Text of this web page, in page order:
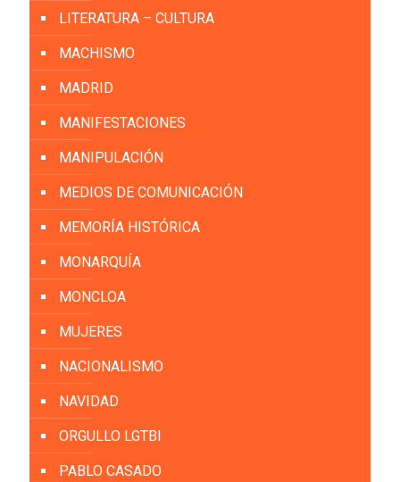
LITERATURA – CULTURA
MACHISMO
MADRID
MANIFESTACIONES
MANIPULACIÓN
MEDIOS DE COMUNICACIÓN
MEMORÍA HISTÓRICA
MONARQUÍA
MONCLOA
MUJERES
NACIONALISMO
NAVIDAD
ORGULLO LGTBI
PABLO CASADO